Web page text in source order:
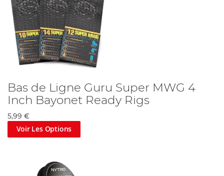
Bas de Ligne Guru Super MWG 4
Inch Bayonet Ready Rigs
5,99 €
Voir Les Options